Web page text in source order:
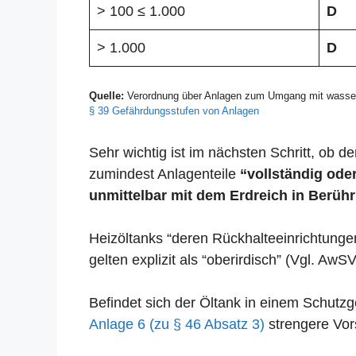
> 100 ≤ 1.000 D
> 1.000 D
Quelle: Verordnung über Anlagen zum Umgang mit
§ 39 Gefährdungsstufen von Anlagen
Sehr wichtig ist im nächsten Schritt, ob
zumindest Anlagenteile “vollständig
unmittelbar mit dem Erdreich in
Heizöltanks “deren
gelten explizit als “oberirdisch” (Vgl.
Befindet sich der Öltank in einem
Anlage 6 (zu § 46 Absatz 3) strengere